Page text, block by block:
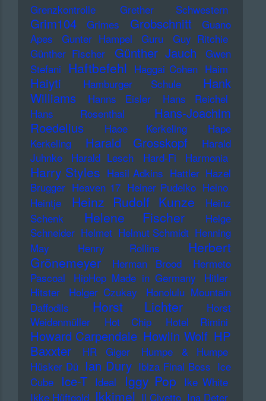
Grenzkontrolle Grether Schwestern
Grim104 Grimes Grobschnitt
Guano
Apes
Gunter Hampel Guru
Guy Ritchie
Günther Fischer
Günther Jauch
Gwen
Stefani Haftbefehl Haggai Cohen Haim
Haiyti Hamburger Schule
Hank
Williams
Hanns Eisler
Hans Reichel
Hans Rosenthal
Hans-Joachim
Roedelius
Haoe Kerkeling
Hape
Kerkeling
Harald Grosskopf
Harald
Juhnke
Harald Lesch Hard-Fi Harmonia
Harry Styles Hasil Adkins Hattler Hazel
Brugger Heaven 17 Heiner Pudelko Heino
Heintje
Heinz Rudolf Kunze
Heinz
Schenk
Helene Fischer
Helge
Schneider Helmet Helmut Schmidt Henning
May
Henry Rollins
Herbert
Grönemeyer
Herman Brood
Hermeto
Pascoal
HipHop Made in Germany
Hitler
Hitster
Holger Czukay
Honolulu Mountain
Daffodils
Horst Lichter
Horst
Weidenmüller
Hot Chip Hotel Rimini
Howard Carpendale Howlin Wolf HP
Baxxter
HR Giger
Humpe & Humpe
Hüsker Dü Ian Dury Ibiza Final Boss Ice
Cube
Ice-T Ideal Iggy Pop Ike White
Ikke Hüftgold Ikkimel Il Civetto Ina Deter